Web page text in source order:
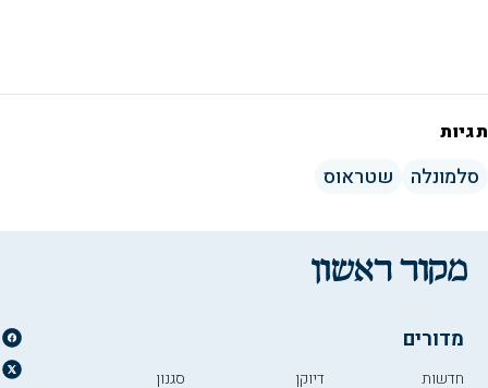
תגיות
סלמונלה שטראוס
מדורים
חדשות דיוקן סגנון